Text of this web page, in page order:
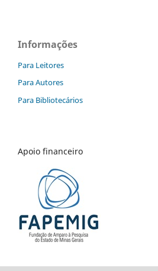
Informações
Para Leitores
Para Autores
Para Bibliotecários
Apoio financeiro